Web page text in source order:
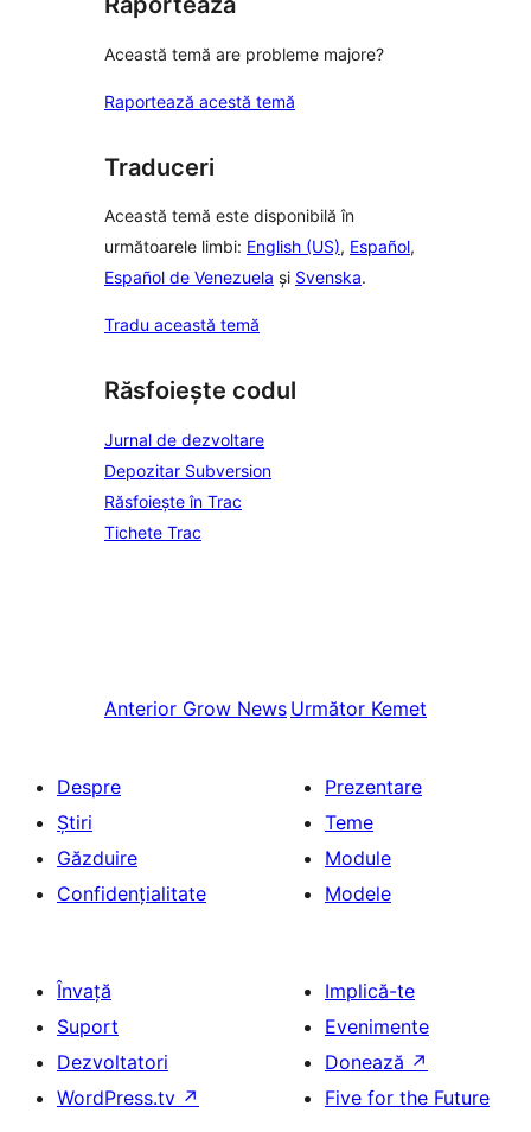
Această temă are probleme majore?
Raportează acestă temă
Traduceri
Această temă este disponibilă în
următoarele limbi: English (US), Español,
Español de Venezuela și Svenska.
Tradu această temă
Răsfoiește codul
Jurnal de dezvoltare
Depozitar Subversion
Răsfoiește în Trac
Tichete Trac
Anterior Grow News Următor Kemet
Despre
Știri
Găzduire
Confidențialitate
Prezentare
Teme
Module
Modele
Învață
Suport
Dezvoltatori
WordPress.tv ↗
Implică-te
Evenimente
Donează ↗
Five for the Future